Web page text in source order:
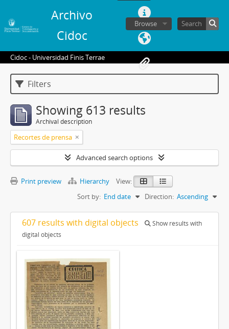
Archivo
Cidoc
Browse
Cidoc - Universidad Finis Terrae
Filters
Showing 613 results
Archival description
Recortes de prensa
Advanced search options
Print preview Hierarchy
View:
Sort by: End date Direction: Ascending
607 results with digital objects
Show results with
digital objects